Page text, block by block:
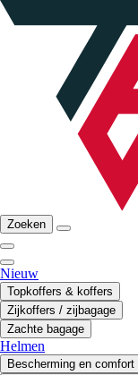
Zoeken
Nieuw
Topkoffers & koffers
Zijkoffers / zijbagage
Zachte bagage
Helmen
Bescherming en comfort